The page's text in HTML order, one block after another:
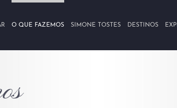
O QUE FAZEMOS SIMONE TOSTES DESTINOS